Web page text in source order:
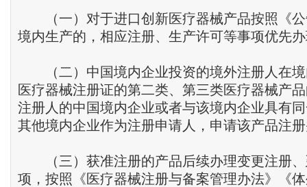
（一）对于进口创新医疗器械产品按照《公
境内生产的，相应注册、生产许可等事项优先
（二）中国境内企业投资的境外注册人在境
医疗器械注册证的第二类、第三类医疗器械产
注册人的中国境内企业或者与该境内企业具有
其他境内企业作为注册申请人，申请该产品注
（三）获准注册的产品后续办理变更注册、
项，按照《医疗器械注册与备案管理办法》《